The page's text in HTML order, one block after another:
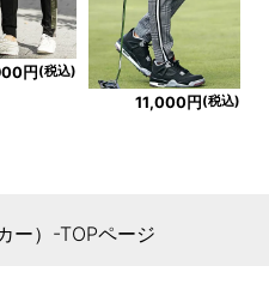
円 (税込)
11,000円 (税込)
ー）-TOPページ